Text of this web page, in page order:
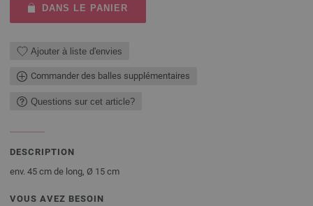
DANS LE PANIER
Ajouter à liste d'envies
Commander des balles supplémentaires
Questions sur cet article?
DESCRIPTION
env. 45 cm de long, Ø 15 cm
VOUS AVEZ BESOIN